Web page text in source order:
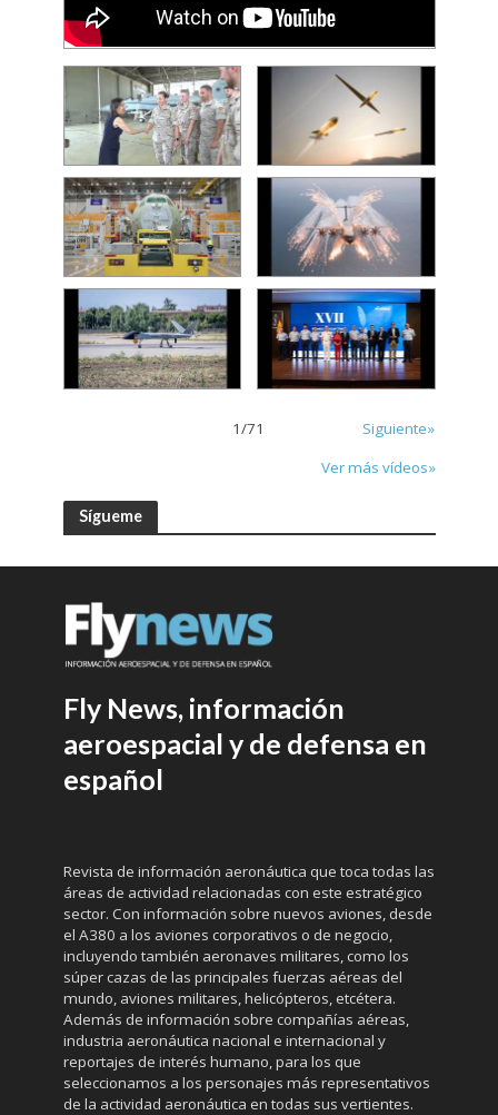
1/71
Siguiente»
Ver más vídeos»
Sígueme
Fly News, información
aeroespacial y de defensa en
español
Revista de información aeronáutica que toca todas las
áreas de actividad relacionadas con este estratégico
sector. Con información sobre nuevos aviones, desde
el A380 a los aviones corporativos o de negocio,
incluyendo también aeronaves militares, como los
súper cazas de las principales fuerzas aéreas del
mundo, aviones militares, helicópteros, etcétera.
Además de información sobre compañías aéreas,
industria aeronáutica nacional e internacional y
reportajes de interés humano, para los que
seleccionamos a los personajes más representativos
de la actividad aeronáutica en todas sus vertientes.